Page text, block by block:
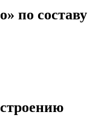
по составу